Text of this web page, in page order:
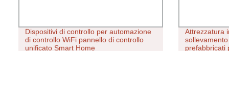
Dispositivi di controllo per automazione
di controllo WiFi pannello di controllo
unificato Smart Home
Attrezzatura
prefabbricati